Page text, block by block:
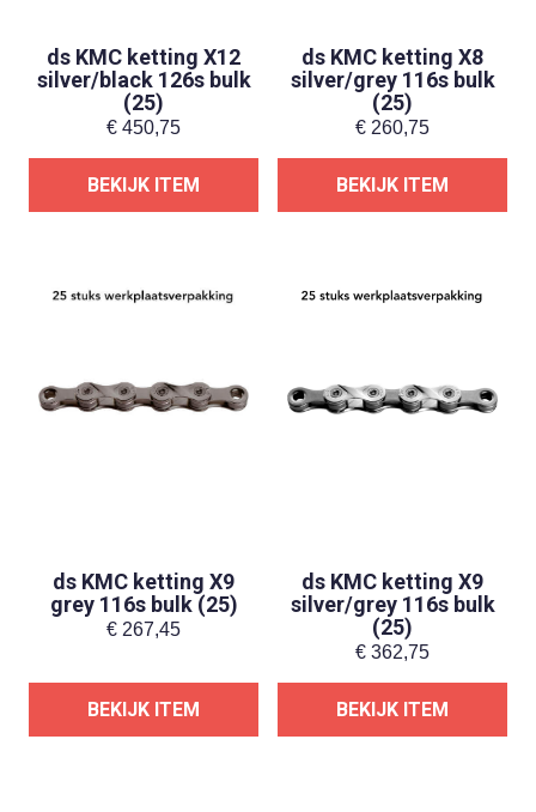
ds KMC ketting X12
silver/black 126s bulk
(25)
€ 450,75
BEKIJK ITEM
ds KMC ketting X8
silver/grey 116s bulk
(25)
€ 260,75
BEKIJK ITEM
ds KMC ketting X9
grey 116s bulk (25)
€ 267,45
BEKIJK ITEM
ds KMC ketting X9
silver/grey 116s bulk
(25)
€ 362,75
BEKIJK ITEM